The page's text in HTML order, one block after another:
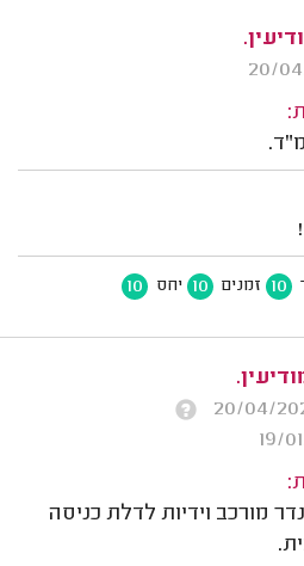
10 זמנים 10 יחס 10
מורכב וידיות לדלת כניסה